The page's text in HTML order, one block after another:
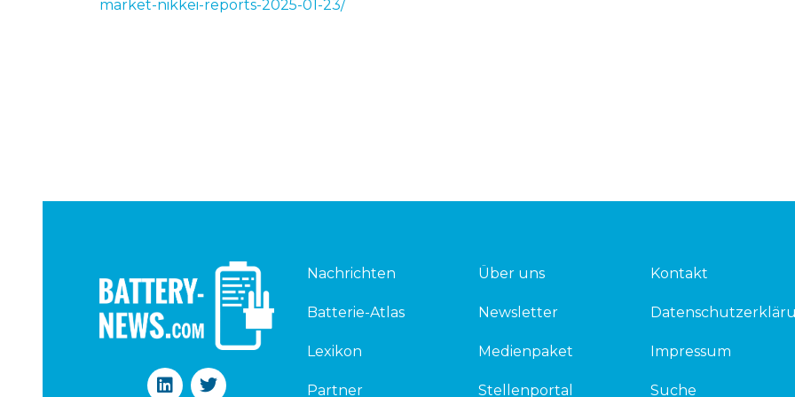
market-nikkei-reports-2025-01-23/
L
T
Nachrichten
Batterie-Atlas
Lexikon
Partner
Über uns
Newsletter
Medienpaket
Stellenportal
Kontakt
Impressum
Suche